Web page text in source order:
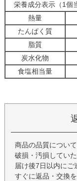
栄養成分表示（1個
熱量
たんぱく質
脂質
炭水化物
食塩相当量
商品の品質につい
破損・汚損してい
届け後7日以内にご
すぐに返品・交換